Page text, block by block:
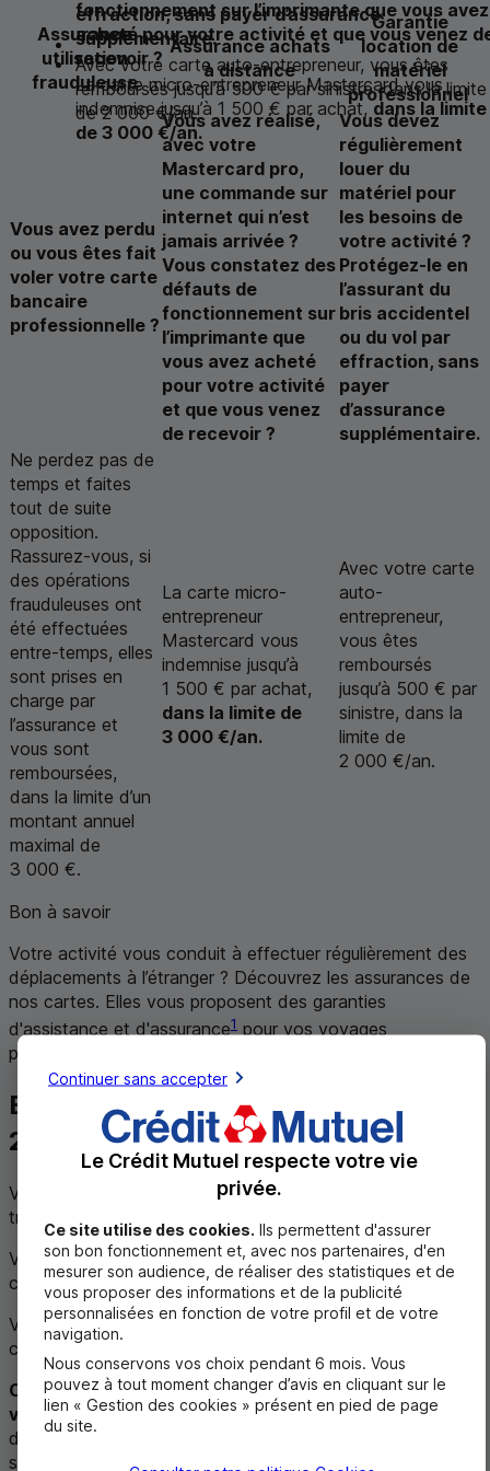
fonctionnement sur l’imprimante que vous avez
acheté pour votre activité et que vous venez
recevoir ?
La carte micro-entrepreneurMastercardvous
indemnise jusqu’à 1 500 € par achat,dans la limite
de 3 000 €/an.
effraction, sans payer d’assurance
supplémentaire.
Avec votre carte auto-entrepreneur, vous êtes
remboursés jusqu’à 500 € par sinistre, dans la limite
de 2 000 €/an.
Assurance
utilisation
frauduleuse
Assurance achats
à distance
Garantie
location de
matériel
professionnel
Vous avez perdu
ou vous êtes fait
voler votre carte
bancaire
professionnelle ?
Vous avez réalisé,
avec votre
Mastercard pro,
une commande sur
internet qui n’est
jamais arrivée ?
Vous constatez des
défauts de
fonctionnement sur
l’imprimante que
vous avez acheté
pour votre activité
et que vous venez
de recevoir ?
Vous devez
régulièrement
louer du
matériel pour
les besoins de
votre activité ?
Protégez-le en
l’assurant du
bris accidentel
ou du vol par
effraction, sans
payer
d’assurance
supplémentaire.
Ne perdez pas de
temps et faites
tout de suite
opposition.
Rassurez-vous, si
des opérations
frauduleuses ont
été effectuées
entre-temps, elles
sont prises en
charge par
l’assurance et
vous sont
remboursées,
dans la limite d’un
montant annuel
maximal de
3 000 €.
La carte micro-
entrepreneur
Mastercard vous
indemnise jusqu’à
1 500 € par achat,
dans la limite de
3 000 €/an.
Avec votre carte
auto-
entrepreneur,
vous êtes
remboursés
jusqu’à 500 € par
sinistre, dans la
limite de
2 000 €/an.
Bon à savoir
Votre activité vous conduit à effectuer régulièrement des
déplacements à l’étranger ? Découvrez les assurances de
nos cartes. Elles vous proposent des garanties
d'assistance et d'assurance1pour vos voyages
professionnels en cas d’incident ou d’annulation.
Bénéficiez d’un service d’assistance
24h/24, 7j/7
Vous avez un litige avec un de vos clients et souhaitez
trouver une solution amiable rapide ?
Vous ne savez pas quelles démarches effectuer pour la
création ou la transmission de votre auto-entreprise ?
Vous avez besoin d’informations juridiques, sociales,
comptables ou fiscales ?
Composez le numéro de téléphone inscrit au dos de
votre carte. Des experts vous assistent dans toutes vos
démarches et vous guident pour trouver les meilleures
solutions.
Continuer sans accepter
Le Crédit Mutuel respecte votre vie
privée.
Ce site utilise des cookies. Ils permettent d'assurer
son bon fonctionnement et, avec nos partenaires, d'en
mesurer son audience, de réaliser des statistiques et de
vous proposer des informations et de la publicité
personnalisées en fonction de votre profil et de votre
navigation.
Nous conservons vos choix pendant 6 mois. Vous
pouvez à tout moment changer d’avis en cliquant sur le
lien « Gestion des cookies » présent en pied de page
du site.